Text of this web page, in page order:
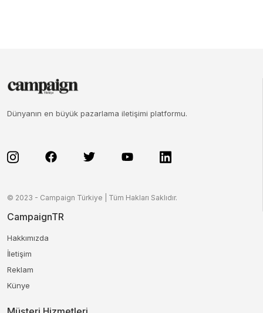
Dünyanın en büyük pazarlama iletişimi platformu.
© 2023 - Campaign Türkiye | Tüm Hakları Saklıdır.
CampaignTR
Hakkımızda
İletişim
Reklam
Künye